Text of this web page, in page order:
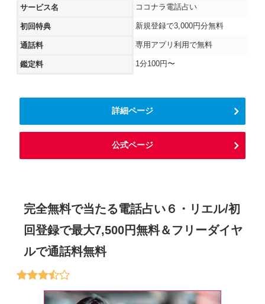
サービス名 ココナラ電話占い
初回特典 新規登録で3,000円分無料
通話料 専用アプリ利用で無料
鑑定料 1分100円〜
詳細ページ
公式ページ
完全無料で当たる電話占い６・リエル/初
回登録で最大7,500円無料＆フリーダイヤ
ルで通話料無料